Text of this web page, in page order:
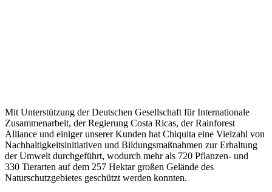
Mit Unterstützung der Deutschen Gesellschaft für Internationale
Zusammenarbeit, der Regierung Costa Ricas, der Rainforest
Alliance und einiger unserer Kunden hat Chiquita eine Vielzahl von
Nachhaltigkeitsinitiativen und Bildungsmaßnahmen zur Erhaltung
der Umwelt durchgeführt, wodurch mehr als 720 Pflanzen- und
330 Tierarten auf dem 257 Hektar großen Gelände des
Naturschutzgebietes geschützt werden konnten.